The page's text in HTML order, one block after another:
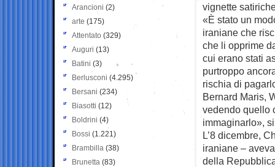
vignette
«È stato un
iraniane che
che li opprime
cui erano stati
purtroppo
rischia di
Bernard Maris,
vedendo quello
immaginarlo»,
L’8 dicembre,
iraniane –
della
Arancioni (2)
arte (175)
Attentato (329)
Auguri (13)
Batini (3)
Berlusconi (4.295)
Bersani (234)
Biasotti (12)
Boldrini (4)
Bossi (1.221)
Brambilla (38)
Brunetta (83)